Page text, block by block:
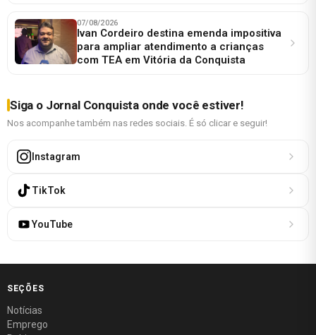
07/08/2026
Ivan Cordeiro destina emenda impositiva
para ampliar atendimento a crianças
com TEA em Vitória da Conquista
Siga o Jornal Conquista onde você estiver!
Nos acompanhe também nas redes sociais. É só clicar e seguir!
Instagram
TikTok
YouTube
SEÇÕES
Notícias
Emprego